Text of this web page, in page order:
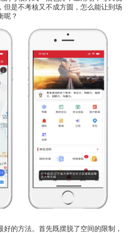
但是不考核又不成方圆，怎么能让到场
呢？
的方法。首先既摆脱了空间的限制，